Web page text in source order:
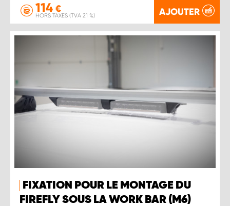
114 €
HORS TAXES (TVA 21 %) AJOUTER
FIXATION POUR LE MONTAGE DU
FIREFLY SOUS LA WORK BAR (M6)